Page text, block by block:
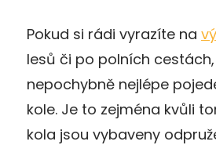
Pokud si rádi vyrazíte na
lesů či po polních
nepochybně nejlépe
kole. Je to zejména kvůli
kola jsou vybaveny